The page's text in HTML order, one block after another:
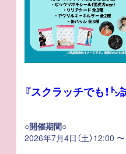
『スクラッチでも！㌧
○開催期間○
2026年7月4日（土）12:00